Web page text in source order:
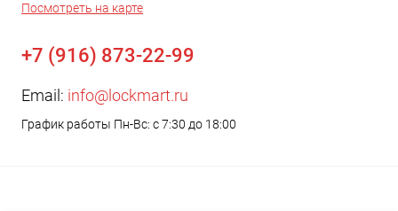
Посмотреть на карте
+7 (916) 873-22-99
Email: info@lockmart.ru
График работы Пн-Вс: с 7:30 до 18:00